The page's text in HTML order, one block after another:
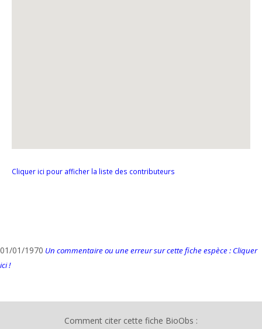
Cliquer ici pour afficher la liste des contributeurs
01/01/1970 Un commentaire ou une erreur sur cette fiche espèce : Cliquer
ici !
Comment citer cette fiche BioObs :